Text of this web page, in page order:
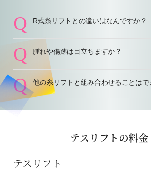
Q R式糸リフトとの違いはなんですか？
Q 腫れや傷跡は目立ちますか？
Q 他の糸リフトと組み合わせることはで
テスリフトの料金
テスリフト